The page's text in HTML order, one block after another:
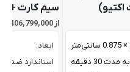
سیم کارت + eSIM (نات اکتیو)
از 406,799,000 تومان
ابعاد:
استاندارد ضد